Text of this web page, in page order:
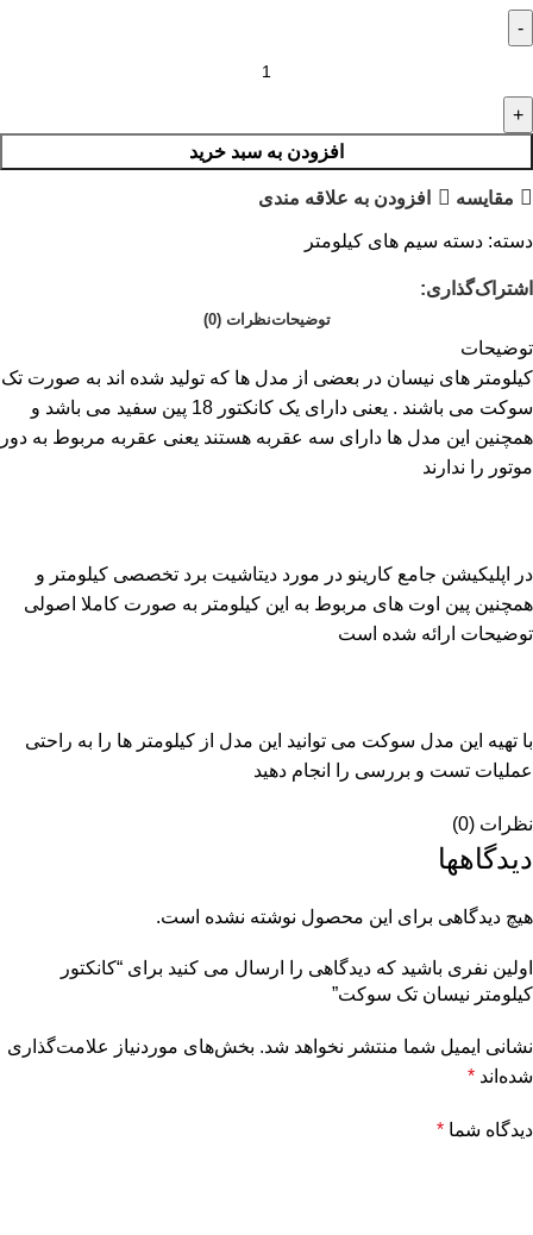
افزودن به سبد خرید
مقايسه افزودن به علاقه مندی
دسته: دسته سیم های کیلومتر
اشتراک‌گذاری:
توضیحاتنظرات (0)
توضیحات
کیلومتر های نیسان در بعضی از مدل ها که تولید شده اند به صورت تک
سوکت می باشند . یعنی دارای یک کانکتور 18 پین سفید می باشد و
همچنین این مدل ها دارای سه عقربه هستند یعنی عقربه مربوط به دور
موتور را ندارند
در اپلیکیشن جامع کارینو در مورد دیتاشیت برد تخصصی کیلومتر و
همچنین پین اوت های مربوط به این کیلومتر به صورت کاملا اصولی
توضیحات ارائه شده است
با تهیه این مدل سوکت می توانید این مدل از کیلومتر ها را به راحتی
عملیات تست و بررسی را انجام دهید
نظرات (0)
دیدگاهها
هیچ دیدگاهی برای این محصول نوشته نشده است.
اولین نفری باشید که دیدگاهی را ارسال می کنید برای “کانکتور
کیلومتر نیسان تک سوکت”
نشانی ایمیل شما منتشر نخواهد شد. بخش‌های موردنیاز علامت‌گذاری
شده‌اند *
دیدگاه شما *